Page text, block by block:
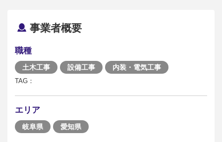
事業者概要
職種
土木工事 設備工事 内装・電気工事
TAG：
エリア
岐阜県 愛知県